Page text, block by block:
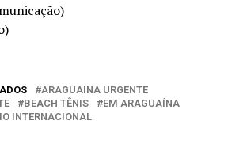
ARAGUAINA URGENTE
BEACH TÊNIS
EM ARAGUAÍNA
INTERNACIONAL